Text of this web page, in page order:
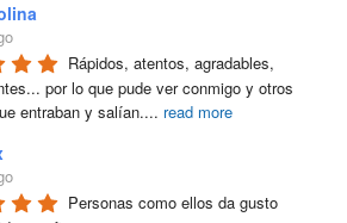
Rápidos, atentos, agradables,
por lo que pude ver conmigo y otros
entraban y salían.... read more
Personas como ellos da gusto